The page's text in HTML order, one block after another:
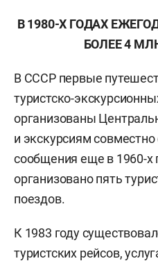
В 1980-Х ГОДАХ
БОЛЕЕ 4
В СССР первые
туристско-
организованы
и экскурсиям
сообщения еще в 1960-х
организовано пять
поездов.
К 1983 году
туристских рейсов,